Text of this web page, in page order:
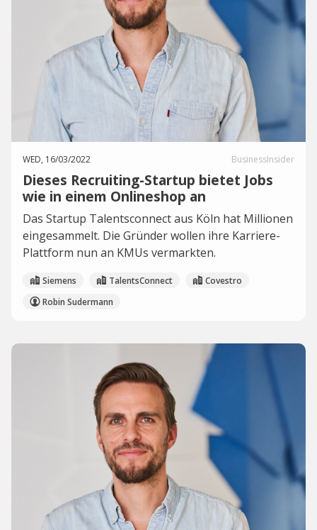
WED, 16/03/2022 BusinessInsider
Dieses Recruiting-Startup bietet Jobs
wie in einem Onlineshop an
Das Startup Talentsconnect aus Köln hat Millionen
eingesammelt. Die Gründer wollen ihre Karriere-
Plattform nun an KMUs vermarkten.
Siemens TalentsConnect
Covestro
Robin Sudermann